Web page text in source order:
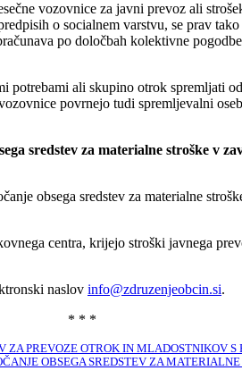
vozovnice za javni prevoz ali
o socialnem varstvu, se prav
po določbah kolektivne
ali skupino otrok spremljati
povrnejo tudi spremljevalni
sredstev za materialne stroške v
obsega sredstev za materialne
centra, krijejo stroški javnega
naslov info@zdruzenjeobcin.si.
* * *
PREVOZE OTROK IN MLADOSTNIKOV S
OBSEGA SREDSTEV ZA MATERIALNE